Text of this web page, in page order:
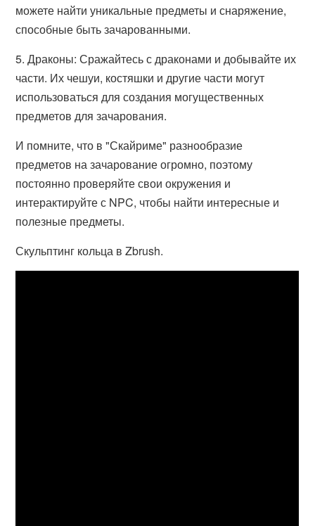
можете найти уникальные предметы и снаряжение,
способные быть зачарованными.
5. Драконы: Сражайтесь с драконами и добывайте их
части. Их чешуи, костяшки и другие части могут
использоваться для создания могущественных
предметов для зачарования.
И помните, что в "Скайриме" разнообразие
предметов на зачарование огромно, поэтому
постоянно проверяйте свои окружения и
интерактируйте с NPC, чтобы найти интересные и
полезные предметы.
Скульптинг кольца в Zbrush.